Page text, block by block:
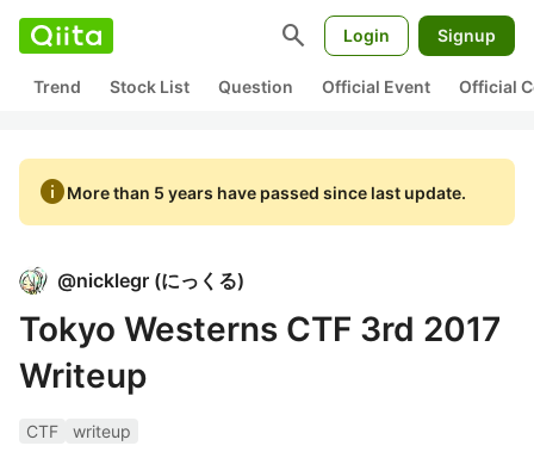
search Login Signup
Trend Stock List Question Official Event Official
infoMore than 5 years have passed since last update.
@nicklegr (にっくる)
Tokyo Westerns CTF 3rd 2017
Writeup
CTF
writeup